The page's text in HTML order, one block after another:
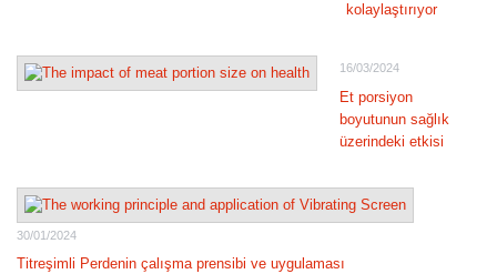
kolaylaştırıyor
16/03/2024
Et porsiyon
boyutunun sağlık
üzerindeki etkisi
30/01/2024
Titreşimli Perdenin çalışma prensibi ve uygulaması